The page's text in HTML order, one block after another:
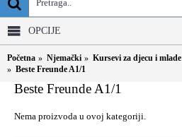
OPCIJE
Početna Njemački Kursevi za djecu i mlade
Beste Freunde A1/1
Beste Freunde A1/1
Nema proizvoda u ovoj kategoriji.